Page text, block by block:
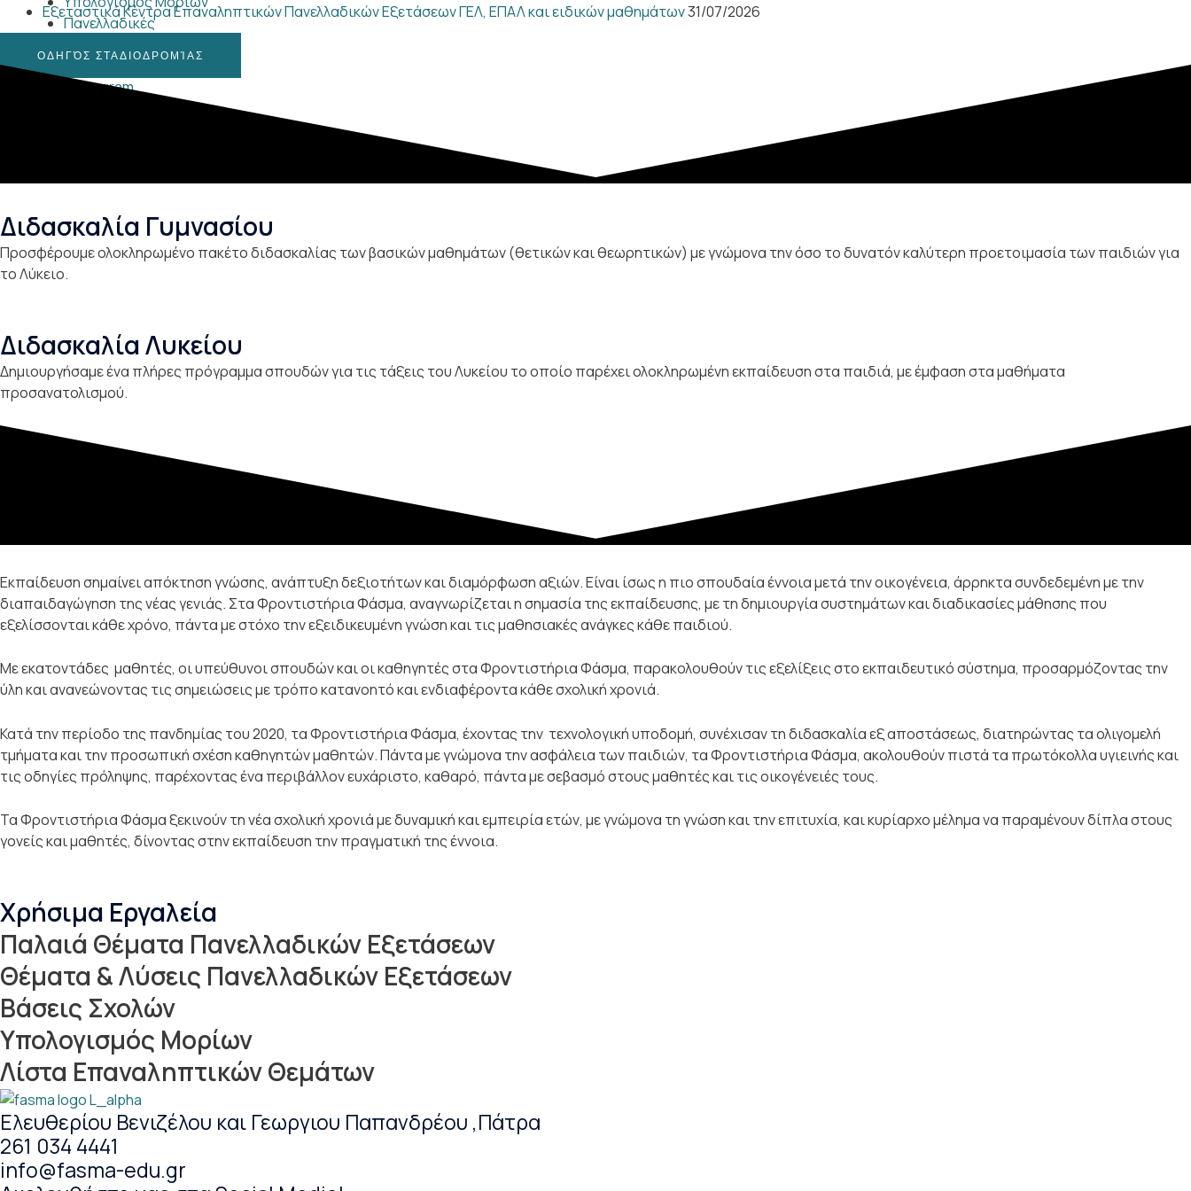
Πανελλαδικές
Instagram
Εξεταστικά Κέντρα Επαναληπτικών Πανελλαδικών Εξετάσεων ΓΕΛ, ΕΠΑΛ και ειδικών μαθημάτων31/07/2026
ΟΔΗΓΌΣ ΣΤΑΔΙΟΔΡΟΜΊΑΣ
Διδασκαλία Γυμνασίου
Προσφέρουμε ολοκληρωμένο πακέτο διδασκαλίας των βασικών μαθημάτων (θετικών και θεωρητικών) με γνώμονα την όσο το δυνατόν καλύτερη προετοιμασία των παιδιών για
το Λύκειο.
Διδασκαλία Λυκείου
Δημιουργήσαμε ένα πλήρες πρόγραμμα σπουδών για τις τάξεις του Λυκείου το οποίο παρέχει ολοκληρωμένη εκπαίδευση στα παιδιά, με έμφαση στα μαθήματα
προσανατολισμού.
Εκπαίδευση σημαίνει απόκτηση γνώσης, ανάπτυξη δεξιοτήτων και διαμόρφωση αξιών. Είναι ίσως η πιο σπουδαία έννοια μετά την οικογένεια, άρρηκτα συνδεδεμένη με την
διαπαιδαγώγηση της νέας γενιάς. Στα Φροντιστήρια Φάσμα, αναγνωρίζεται η σημασία της εκπαίδευσης, με τη δημιουργία συστημάτων και διαδικασίες μάθησης που
εξελίσσονται κάθε χρόνο, πάντα με στόχο την εξειδικευμένη γνώση και τις μαθησιακές ανάγκες κάθε παιδιού.
Με εκατοντάδες μαθητές, οι υπεύθυνοι σπουδών και οι καθηγητές στα Φροντιστήρια Φάσμα, παρακολουθούν τις εξελίξεις στο εκπαιδευτικό σύστημα, προσαρμόζοντας την
ύλη και ανανεώνοντας τις σημειώσεις με τρόπο κατανοητό και ενδιαφέροντα κάθε σχολική χρονιά.
Κατά την περίοδο της πανδημίας του 2020, τα Φροντιστήρια Φάσμα, έχοντας την τεχνολογική υποδομή, συνέχισαν τη διδασκαλία εξ αποστάσεως, διατηρώντας τα ολιγομελή
τμήματα και την προσωπική σχέση καθηγητών μαθητών. Πάντα με γνώμονα την ασφάλεια των παιδιών, τα Φροντιστήρια Φάσμα, ακολουθούν πιστά τα πρωτόκολλα υγιεινής και
τις οδηγίες πρόληψης, παρέχοντας ένα περιβάλλον ευχάριστο, καθαρό, πάντα με σεβασμό στους μαθητές και τις οικογένειές τους.
Τα Φροντιστήρια Φάσμα ξεκινούν τη νέα σχολική χρονιά με δυναμική και εμπειρία ετών, με γνώμονα τη γνώση και την επιτυχία, και κυρίαρχο μέλημα να παραμένουν δίπλα στους
γονείς και μαθητές, δίνοντας στην εκπαίδευση την πραγματική της έννοια.
Χρήσιμα Εργαλεία
Παλαιά Θέματα Πανελλαδικών Εξετάσεων
Θέματα & Λύσεις Πανελλαδικών Εξετάσεων
Βάσεις Σχολών
Υπολογισμός Μορίων
Λίστα Επαναληπτικών Θεμάτων
Ελευθερίου Βενιζέλου και Γεωργιου Παπανδρέου ,Πάτρα
261 034 4441
info@fasma-edu.gr